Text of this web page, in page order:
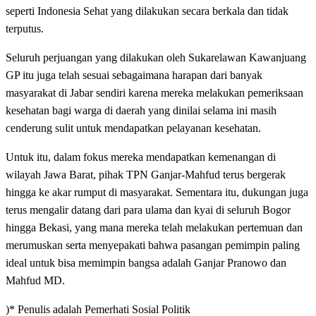
seperti Indonesia Sehat yang dilakukan secara berkala dan tidak
terputus.
Seluruh perjuangan yang dilakukan oleh Sukarelawan Kawanjuang
GP itu juga telah sesuai sebagaimana harapan dari banyak
masyarakat di Jabar sendiri karena mereka melakukan pemeriksaan
kesehatan bagi warga di daerah yang dinilai selama ini masih
cenderung sulit untuk mendapatkan pelayanan kesehatan.
Untuk itu, dalam fokus mereka mendapatkan kemenangan di
wilayah Jawa Barat, pihak TPN Ganjar-Mahfud terus bergerak
hingga ke akar rumput di masyarakat. Sementara itu, dukungan juga
terus mengalir datang dari para ulama dan kyai di seluruh Bogor
hingga Bekasi, yang mana mereka telah melakukan pertemuan dan
merumuskan serta menyepakati bahwa pasangan pemimpin paling
ideal untuk bisa memimpin bangsa adalah Ganjar Pranowo dan
Mahfud MD.
)* Penulis adalah Pemerhati Sosial Politik